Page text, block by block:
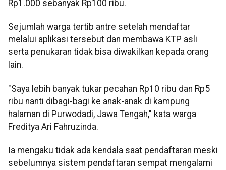
Rp1.000 sebanyak Rp100 ribu.
Sejumlah warga tertib antre setelah mendaftar
melalui aplikasi tersebut dan membawa KTP asli
serta penukaran tidak bisa diwakilkan kepada orang
lain.
"Saya lebih banyak tukar pecahan Rp10 ribu dan Rp5
ribu nanti dibagi-bagi ke anak-anak di kampung
halaman di Purwodadi, Jawa Tengah," kata warga
Freditya Ari Fahruzinda.
Ia mengaku tidak ada kendala saat pendaftaran meski
sebelumnya sistem pendaftaran sempat mengalami